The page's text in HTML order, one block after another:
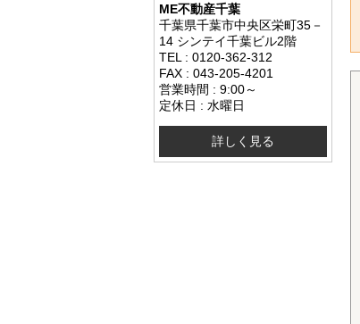
ME不動産千葉
千葉県千葉市中央区栄町35－
14 シンテイ千葉ビル2階
TEL : 0120-362-312
FAX : 043-205-4201
営業時間 : 9:00～
定休日 : 水曜日
詳しく見る